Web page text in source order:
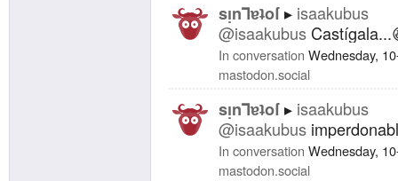
sᴉnꓶɐʇoſ
isaakubus
@isaakubus
In conversation Wednesday,
mastodon.social
sᴉnꓶɐʇoſ
isaakubus
@isaakubus
In conversation Wednesday,
mastodon.social